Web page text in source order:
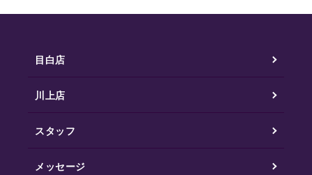
目白店
川上店
スタッフ
メッセージ